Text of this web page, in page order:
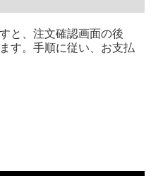
と、注文確認画面の後
す。手順に従い、お支払